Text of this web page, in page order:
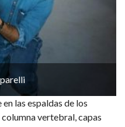
las espaldas de los
vertebral, capas